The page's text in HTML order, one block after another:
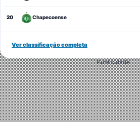
20 Chapecoense
Ver classificação completa
Publicidade